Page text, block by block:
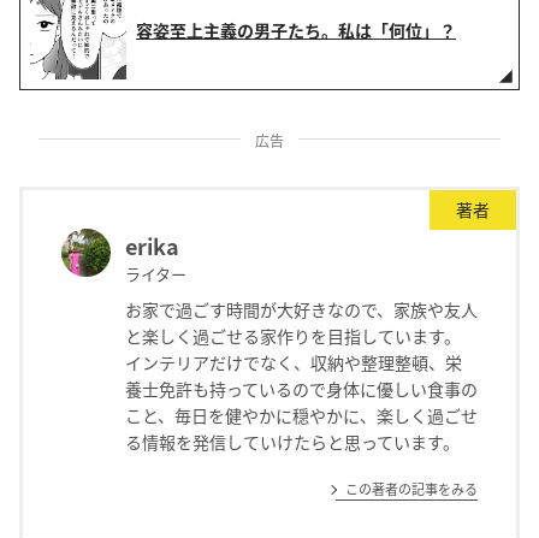
容姿至上主義の男子たち。私は「何位」？
広告
著者
erika
ライター
お家で過ごす時間が大好きなので、家族や友人
と楽しく過ごせる家作りを目指しています。
インテリアだけでなく、収納や整理整頓、栄
養士免許も持っているので身体に優しい食事の
こと、毎日を健やかに穏やかに、楽しく過ごせ
る情報を発信していけたらと思っています。
この著者の記事をみる